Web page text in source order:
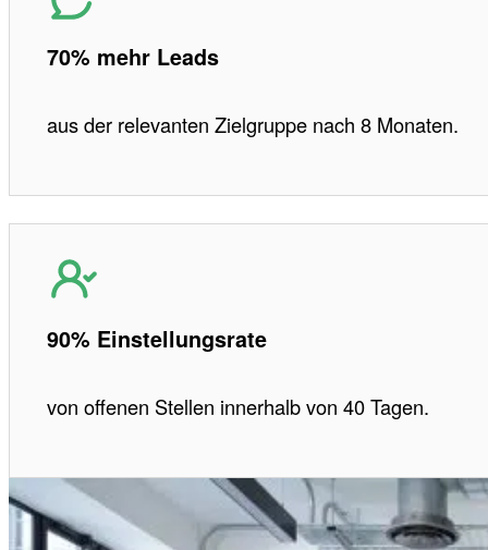
70% mehr Leads
aus der relevanten Zielgruppe nach 8 Monaten.
90% Einstellungsrate
von offenen Stellen innerhalb von 40 Tagen.